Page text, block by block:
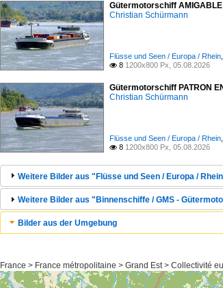
Gütermotorschiff
Christian Schürmann
Flüsse und Seen / Europa / Rhein
 8 1200x800 Px, 05.08.2026
Gütermotorschiff PATRON
Christian Schürmann
Flüsse und Seen / Europa / Rhein
 8 1200x800 Px, 05.08.2026
Weitere Bilder aus "Flüsse und Seen / Europa /
Weitere Bilder aus "Binnenschiffe / GMS -
Bilder aus der Umgebung
France > France métropolitaine > Grand Est > Collectivité